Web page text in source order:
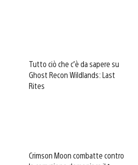
Tutto ciò che c’è da sapere su
Ghost Recon Wildlands: Last
Rites
Crimson Moon combatte contro